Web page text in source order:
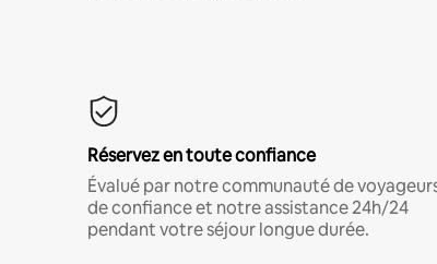
Réservez en toute confiance
Évalué par notre communauté de
de confiance et notre assistance 24h/24
pendant votre séjour longue durée.